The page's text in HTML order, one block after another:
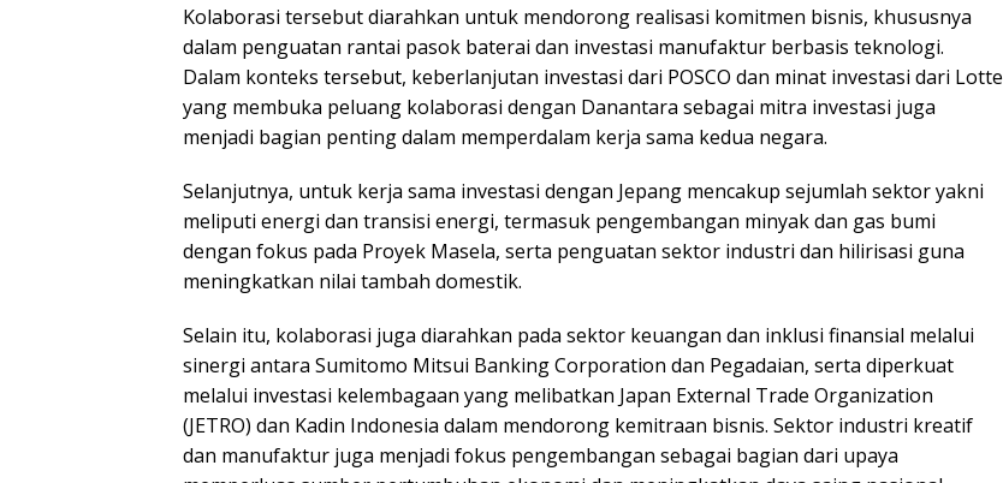
Kolaborasi tersebut diarahkan untuk mendorong realisasi komitmen bisnis, khususnya
dalam penguatan rantai pasok baterai dan investasi manufaktur berbasis teknologi.
Dalam konteks tersebut, keberlanjutan investasi dari POSCO dan minat investasi dari Lotte
yang membuka peluang kolaborasi dengan Danantara sebagai mitra investasi juga
menjadi bagian penting dalam memperdalam kerja sama kedua negara.
Selanjutnya, untuk kerja sama investasi dengan Jepang mencakup sejumlah sektor yakni
meliputi energi dan transisi energi, termasuk pengembangan minyak dan gas bumi
dengan fokus pada Proyek Masela, serta penguatan sektor industri dan hilirisasi guna
meningkatkan nilai tambah domestik.
Selain itu, kolaborasi juga diarahkan pada sektor keuangan dan inklusi finansial melalui
sinergi antara Sumitomo Mitsui Banking Corporation dan Pegadaian, serta diperkuat
melalui investasi kelembagaan yang melibatkan Japan External Trade Organization
(JETRO) dan Kadin Indonesia dalam mendorong kemitraan bisnis. Sektor industri kreatif
dan manufaktur juga menjadi fokus pengembangan sebagai bagian dari upaya